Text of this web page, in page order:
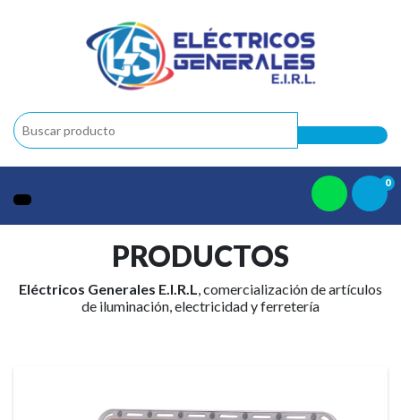
0
PRODUCTOS
Eléctricos Generales E.I.R.L, comercialización de artículos
de iluminación, electricidad y ferretería